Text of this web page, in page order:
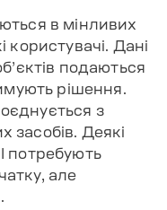
в мінливих
користувачі. Дані
подаються
рішення.
з
засобів. Деякі
потребують
але